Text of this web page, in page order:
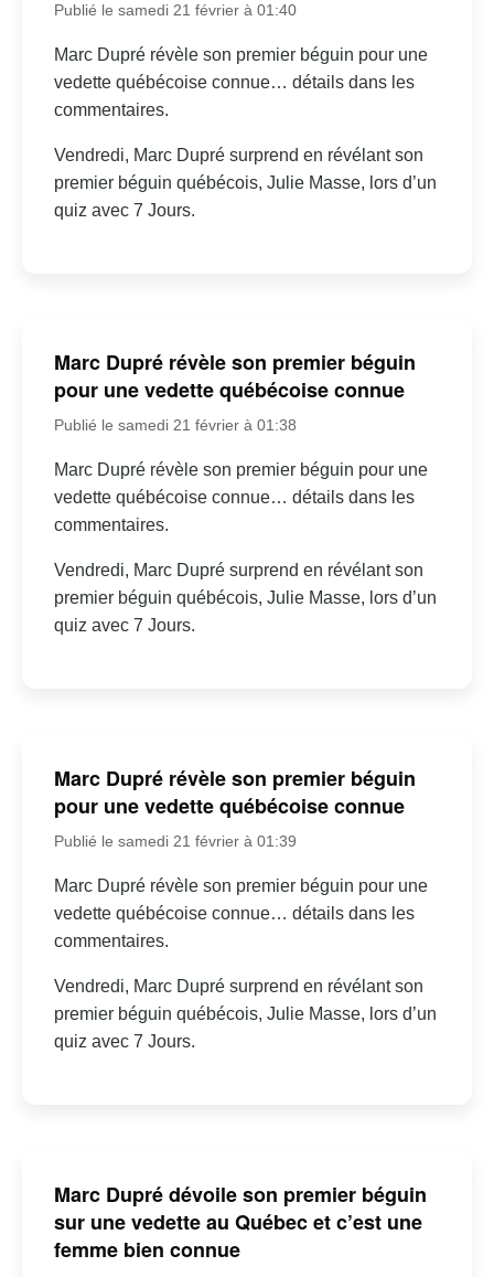
Publié le samedi 21 février à 01:40
Marc Dupré révèle son premier béguin pour une
vedette québécoise connue… détails dans les
commentaires.
Vendredi, Marc Dupré surprend en révélant son
premier béguin québécois, Julie Masse, lors d’un
quiz avec 7 Jours.
Marc Dupré révèle son premier béguin
pour une vedette québécoise connue
Publié le samedi 21 février à 01:38
Marc Dupré révèle son premier béguin pour une
vedette québécoise connue… détails dans les
commentaires.
Vendredi, Marc Dupré surprend en révélant son
premier béguin québécois, Julie Masse, lors d’un
quiz avec 7 Jours.
Marc Dupré révèle son premier béguin
pour une vedette québécoise connue
Publié le samedi 21 février à 01:39
Marc Dupré révèle son premier béguin pour une
vedette québécoise connue… détails dans les
commentaires.
Vendredi, Marc Dupré surprend en révélant son
premier béguin québécois, Julie Masse, lors d’un
quiz avec 7 Jours.
Marc Dupré dévoile son premier béguin
sur une vedette au Québec et c’est une
femme bien connue